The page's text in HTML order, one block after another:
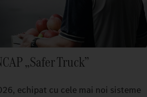
„Safer Truck”
echipat cu cele mai noi sisteme